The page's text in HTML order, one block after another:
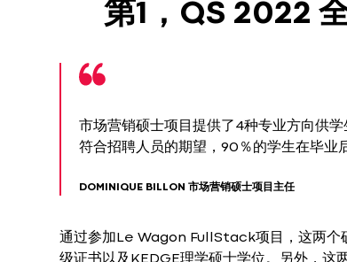
第1，QS 2022
市场营销硕士项目提供了4种专业方向供
符合招聘人员的期望，90％的学生在毕业
DOMINIQUE BILLON 市场营销硕士项目主任
通过参加Le Wagon FullStack项目，这两个